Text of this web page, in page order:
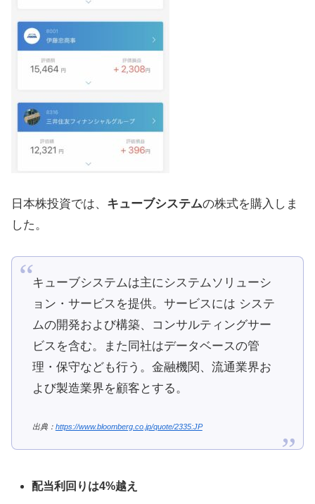
日本株投資では、 キューブシステムの株式を購入しま
した。
キューブシステムは主にシステムソリューシ
ョン・サービスを提供。サービスには システ
ムの開発および構築、コンサルティングサー
ビスを含む。また同社はデータベースの管
理・保守なども行う。金融機関、流通業界お
よび製造業界を顧客とする。
出典： https://www.bloomberg.co.jp/quote/2335:JP
配当利回りは4%越え